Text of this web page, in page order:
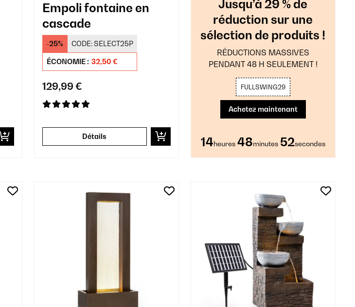
Empoli fontaine en
cascade
-25% CODE:SELECT25P
ÉCONOMIE : 32,50 €
129,99 €
Détails
Jusqu’à 29 % de
réduction sur une
sélection de produits !
RÉDUCTIONS MASSIVES
PENDANT 48 H SEULEMENT !
FULLSWING29
Achetez maintenant
14heures 48minutes 50secondes